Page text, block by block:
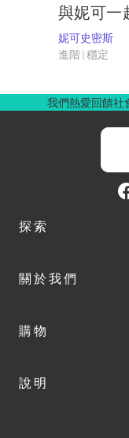
與妮可一
妮可史密斯
進階 | 穩定
我們熱愛回饋社
探索
關於我們
購物
說明